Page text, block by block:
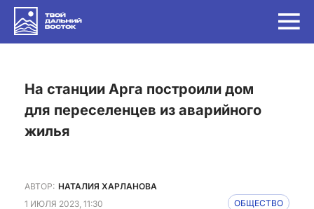
на станции Арга построили дом
для переселенцев из аварийного
жилья
АВТОР: НАТАЛИЯ ХАРЛАНОВА
1 ИЮЛЯ 2023, 11:30
ОБЩЕСТВО